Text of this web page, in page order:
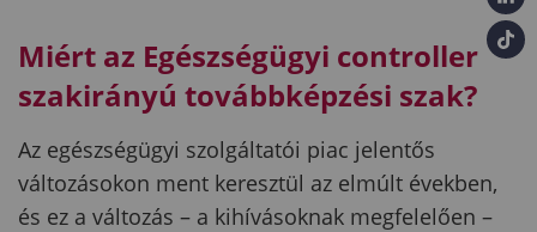
Miért az Egészségügyi controller
szakirányú továbbképzési szak?
Az egészségügyi szolgáltatói piac jelentős
változásokon ment keresztül az elmúlt években,
és ez a változás – a kihívásoknak megfelelően –